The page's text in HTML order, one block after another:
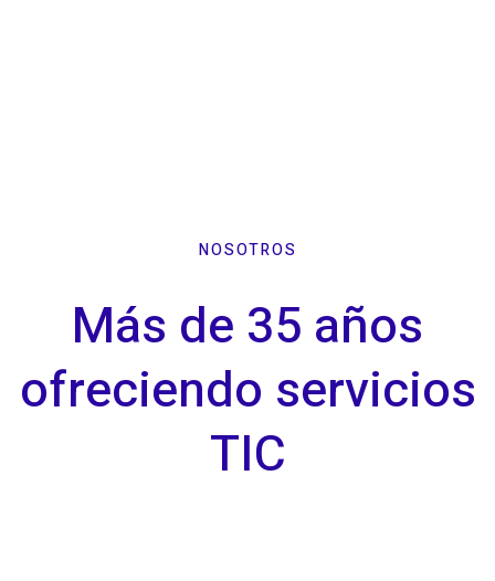
NOSOTROS
Más de 35 años
ofreciendo servicios
TIC